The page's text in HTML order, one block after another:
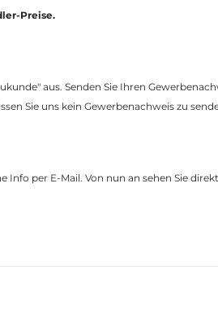
Preise.
aus. Senden Sie Ihren
Sie uns kein Gewerbenachweis zu
Info per E-Mail. Von nun an sehen Sie